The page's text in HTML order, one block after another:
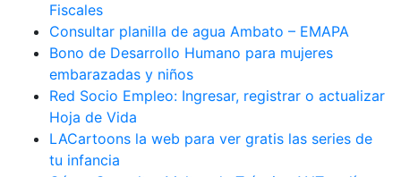
Fiscales
Consultar planilla de agua Ambato – EMAPA
Bono de Desarrollo Humano para mujeres
embarazadas y niños
Red Socio Empleo: Ingresar, registrar o actualizar
Hoja de Vida
LACartoons la web para ver gratis las series de
tu infancia